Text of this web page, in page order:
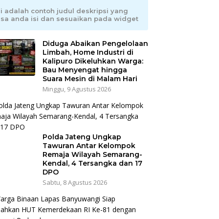
adalah contoh judul deskripsi yang
anda isi dan sesuaikan pada widget
Diduga Abaikan Pengelolaan
Limbah, Home Industri di
Kalipuro Dikeluhkan Warga:
Bau Menyengat hingga
Suara Mesin di Malam Hari
Minggu, 9 Agustus 2026
Polda Jateng Ungkap
Tawuran Antar Kelompok
Remaja Wilayah Semarang-
Kendal, 4 Tersangka dan 17
DPO
Sabtu, 8 Agustus 2026